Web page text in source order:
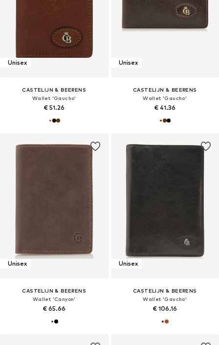
Unisex
CASTELIJN & BEERENS
Wallet 'Gaucho'
€ 51.26
Unisex
CASTELIJN & BEERENS
Wallet 'Gaucho'
€ 41.36
Unisex
CASTELIJN & BEERENS
Wallet 'Canyon'
€ 65.66
Unisex
CASTELIJN & BEERENS
Wallet 'Gaucho'
€ 106.16